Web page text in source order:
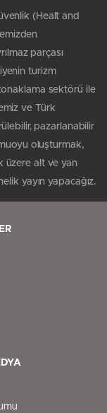
(Healt and
parçası
turizm
sektörü ile
ve Türk
pazarlanabilir
oluşturmak,
üzere alt ve yan
yayın yapacağız.